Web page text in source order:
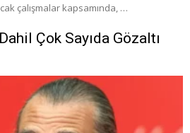
çalışmalar kapsamında, …
Çok Sayıda Gözaltı